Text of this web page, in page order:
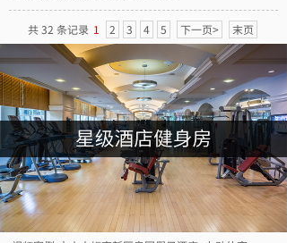
共 32 条记录 1 2 3 4 5 下一页> 末页